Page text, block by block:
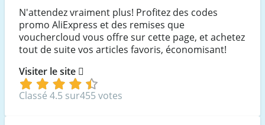
N'attendez vraiment plus! Profitez des codes
promo AliExpress et des remises que
vouchercloud vous offre sur cette page, et achetez
tout de suite vos articles favoris, économisant!
Visiter le site
Classé 4.5 sur455 votes